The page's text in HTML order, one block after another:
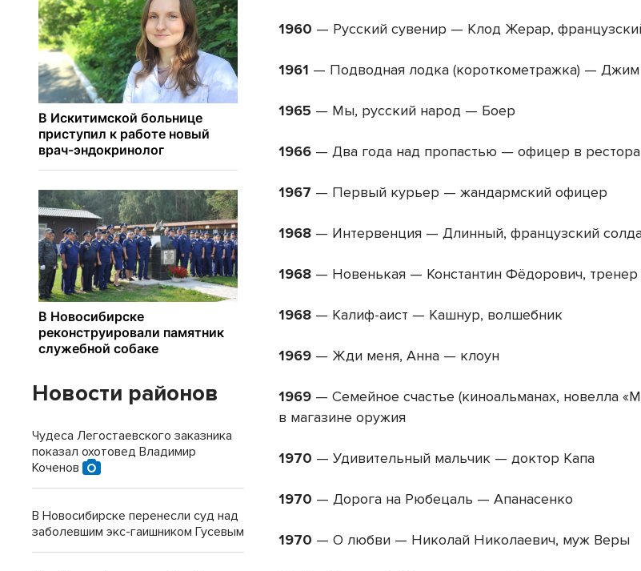
1960 — Русский сувенир — Клод Жерар,
1961 — Подводная лодка (короткометражка) —
1965 — Мы, русский народ — Боер
1966 — Два года над пропастью — офицер в
1967 — Первый курьер — жандармский офицер
1968 — Интервенция — Длинный, французский
1968 — Новенькая — Константин Фёдорович, тренер
1968 — Калиф-аист — Кашнур, волшебник
1969 — Жди меня, Анна — клоун
1969 — Семейное счастье (киноальманах, новелла
в магазине оружия
1970 — Удивительный мальчик — доктор Капа
1970 — Дорога на Рюбецаль — Апанасенко
1970 — О любви — Николай Николаевич, муж Веры
Новости районов
Чудеса Легостаевского заказника
показал охотовед Владимир
Коченов
В Новосибирске перенесли суд над
заболевшим экс-гаишником Гусевым